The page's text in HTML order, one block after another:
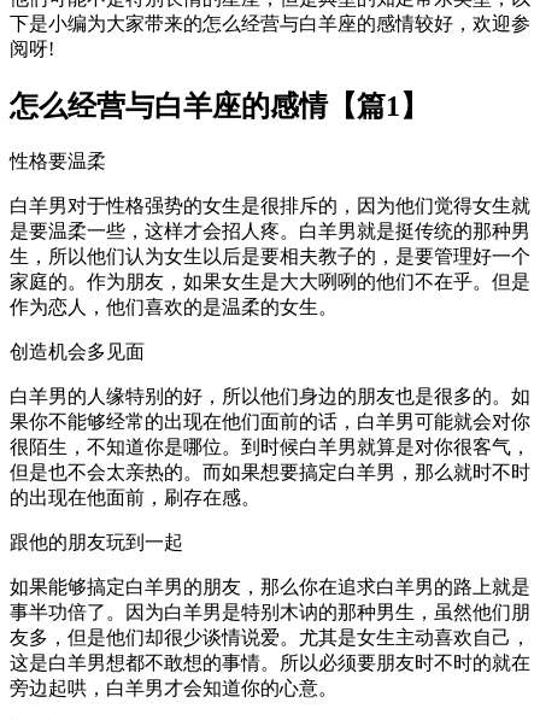
下是小编为大家带来的怎么经营与白羊座的感情较好，欢迎参
阅呀!
怎么经营与白羊座的感情【篇1】
性格要温柔
白羊男对于性格强势的女生是很排斥的，因为他们觉得女生就
是要温柔一些，这样才会招人疼。白羊男就是挺传统的那种男
生，所以他们认为女生以后是要相夫教子的，是要管理好一个
家庭的。作为朋友，如果女生是大大咧咧的他们不在乎。但是
作为恋人，他们喜欢的是温柔的女生。
创造机会多见面
白羊男的人缘特别的好，所以他们身边的朋友也是很多的。如
果你不能够经常的出现在他们面前的话，白羊男可能就会对你
很陌生，不知道你是哪位。到时候白羊男就算是对你很客气，
但是也不会太亲热的。而如果想要搞定白羊男，那么就时不时
的出现在他面前，刷存在感。
跟他的朋友玩到一起
如果能够搞定白羊男的朋友，那么你在追求白羊男的路上就是
事半功倍了。因为白羊男是特别木讷的那种男生，虽然他们朋
友多，但是他们却很少谈情说爱。尤其是女生主动喜欢自己，
这是白羊男想都不敢想的事情。所以必须要朋友时不时的就在
旁边起哄，白羊男才会知道你的心意。